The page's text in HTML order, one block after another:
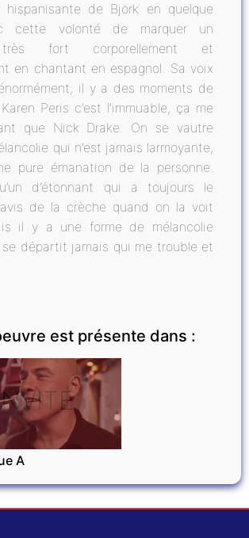
hispanisante de Björk en quelque
cette volonté de marquer un
fort corporellement et
en chantant en espagnol. Sa voix
il y a des moments de
Peris c’est l’immuable, ça me
que Nick Drake. On se vautre
qui n’est jamais larmoyante,
pure émanation de la personne.
d’étonnant qui a toujours le
de la crèche quand on la voit
il y a une forme de mélancolie
départit jamais qui me trouble et
est présente dans :
A